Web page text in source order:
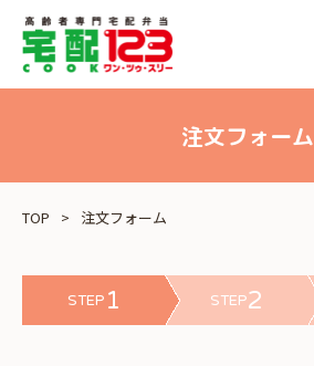
注文フォーム
TOP 注文フォーム
STEP 1 STEP2